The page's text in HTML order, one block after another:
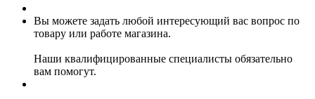
Вы можете задать любой интересующий вас вопрос по
товару или работе магазина.
Наши квалифицированные специалисты обязательно
вам помогут.